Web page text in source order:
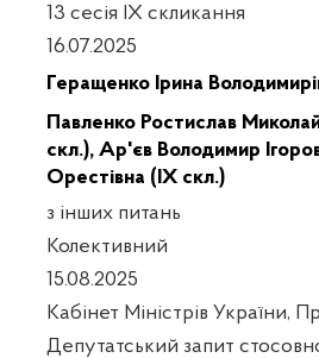
13 сесія IX скликання
16.07.2025
Геращенко Ірина
Павленко Ростислав
скл.), Ар'єв Володимир
Орестівна (IX скл.)
з інших питань
Колективний
15.08.2025
Кабінет Міністрів України,
Депутатський запит